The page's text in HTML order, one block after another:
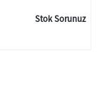
Stok Sorunuz